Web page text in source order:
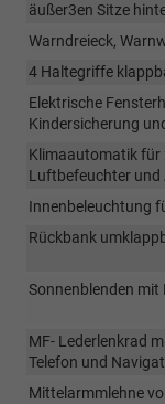
äußer3en Sitze
Warndreieck,
4 Haltegriffe
Elektrische
Kindersicherung
Klimaautomatik für
Luftbefeuchter und
Innenbeleuchtung
Rückbank
Sonnenblenden mit
MF- Lederlenkrad
Telefon und
Mittelarmmlehne